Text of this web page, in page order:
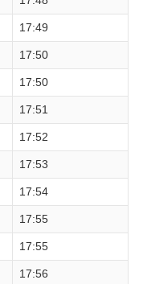
17:49
17:50
17:50
17:51
17:52
17:53
17:54
17:55
17:55
17:56